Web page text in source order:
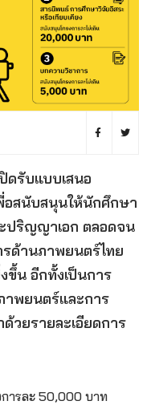
ดรับแบบเสนอ
อสนับสนุนให้นักศึกษา
ริญญาเอก ตลอดจน
ด้านภาพยนตร์ไทย
ขึ้น อีกทั้งเป็นการ
พยนตร์และการ
ด้วยรายละเอียดการ
ารละ 50,000 บาท